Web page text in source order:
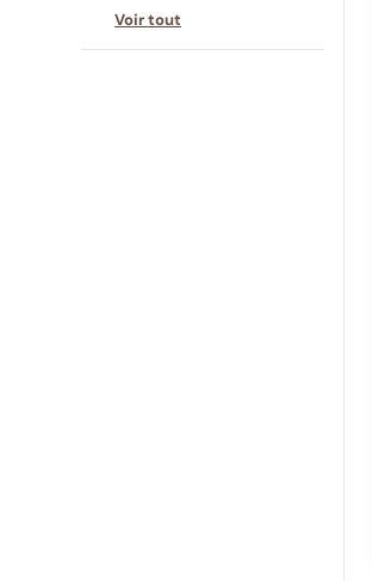
Voir tout